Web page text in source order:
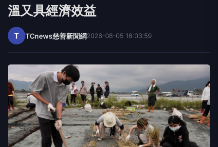
溫又具經濟效益
T TCnews慈善新聞網2026-08-05 16:03:59